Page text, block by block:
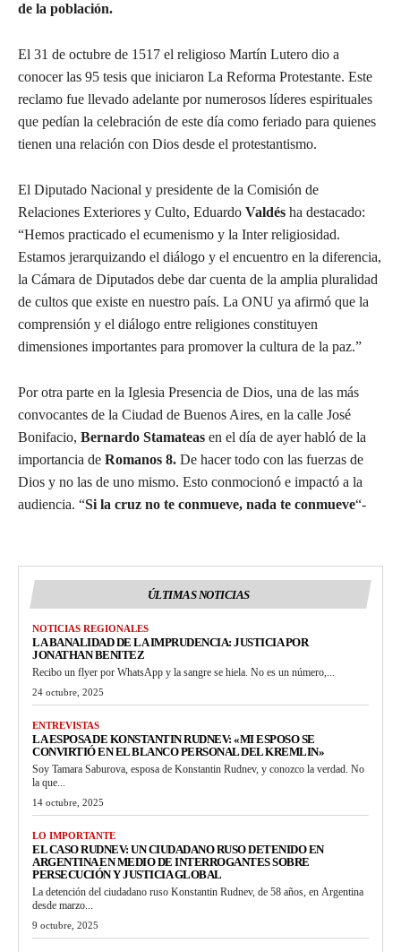
de la población.
El 31 de octubre de 1517 el religioso Martín Lutero dio a
conocer las 95 tesis que iniciaron La Reforma Protestante. Este
reclamo fue llevado adelante por numerosos líderes espirituales
que pedían la celebración de este día como feriado para quienes
tienen una relación con Dios desde el protestantismo.
El Diputado Nacional y presidente de la Comisión de
Relaciones Exteriores y Culto, Eduardo Valdés ha destacado:
“Hemos practicado el ecumenismo y la Inter religiosidad.
Estamos jerarquizando el diálogo y el encuentro en la diferencia,
la Cámara de Diputados debe dar cuenta de la amplia pluralidad
de cultos que existe en nuestro país. La ONU ya afirmó que la
comprensión y el diálogo entre religiones constituyen
dimensiones importantes para promover la cultura de la paz.”
Por otra parte en la Iglesia Presencia de Dios, una de las más
convocantes de la Ciudad de Buenos Aires, en la calle José
Bonifacio, Bernardo Stamateas en el día de ayer habló de la
importancia de Romanos 8. De hacer todo con las fuerzas de
Dios y no las de uno mismo. Esto conmocionó e impactó a la
audiencia. “Si la cruz no te conmueve, nada te conmueve“-
ÚLTIMAS NOTICIAS
NOTICIAS REGIONALES
LA BANALIDAD DE LA IMPRUDENCIA: JUSTICIA POR
JONATHAN BENITEZ
Recibo un flyer por WhatsApp y la sangre se hiela. No es un número,...
24 octubre, 2025
ENTREVISTAS
LA ESPOSA DE KONSTANTIN RUDNEV: «MI ESPOSO SE
CONVIRTIÓ EN EL BLANCO PERSONAL DEL KREMLIN»
Soy Tamara Saburova, esposa de Konstantin Rudnev, y conozco la verdad. No
la que...
14 octubre, 2025
LO IMPORTANTE
EL CASO RUDNEV: UN CIUDADANO RUSO DETENIDO EN
ARGENTINA EN MEDIO DE INTERROGANTES SOBRE
PERSECUCIÓN Y JUSTICIA GLOBAL
La detención del ciudadano ruso Konstantin Rudnev, de 58 años, en Argentina
desde marzo...
9 octubre, 2025